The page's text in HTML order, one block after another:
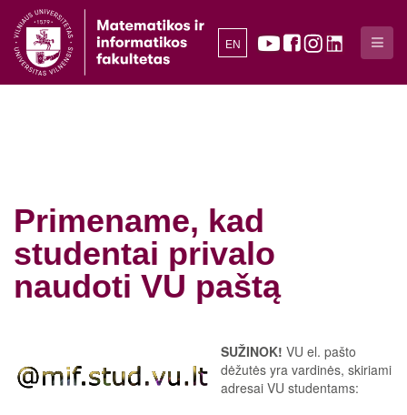
EN
Primename, kad
studentai privalo
naudoti VU paštą
SUŽINOK! VU el. pašto
dėžutės yra vardinės, skiriami
adresai VU studentams: